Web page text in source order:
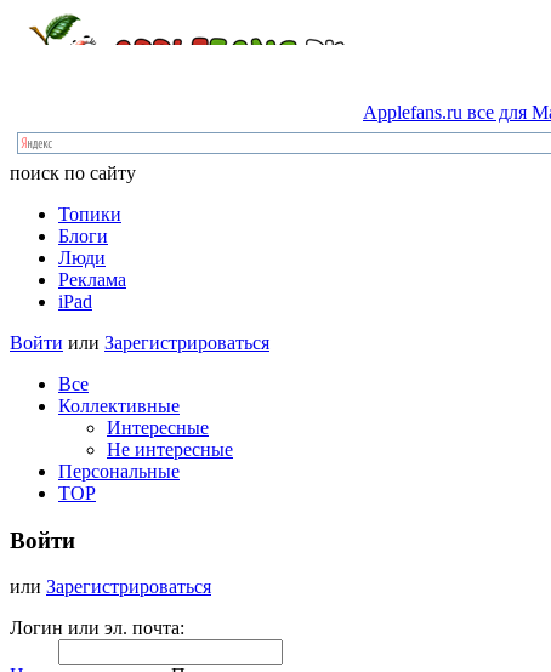
Applefans.ru все для
поиск по сайту
Топики
Блоги
Люди
Реклама
iPad
Войти или Зарегистрироваться
Все
Коллективные
Интересные
Не интересные
Персональные
TOP
Войти
или Зарегистрироваться
Логин или эл. почта: